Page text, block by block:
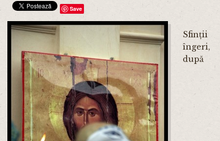
Save
Sfinții
îngeri,
după